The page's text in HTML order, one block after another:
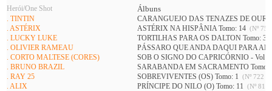
Herói/One Shot Álbuns
. TINTIN
CARANGUEJO DAS TENAZES DE
. ASTÉRIX
ASTÉRIX NA HISPÂNIA Tomo: 14 (Nº
. LUCKY LUKE
TORTILHAS PARA OS DALTON Tomo: 31
. OLIVIER RAMEAU
PÁSSARO QUE ANDA DAQUI PARA ALI
. CORTO MALTESE (CORES)
SOB O SIGNO DO CAPRICÓRNIO - Vol 1
. BRUNO BRAZIL
SARABANDA EM SACRAMENTO Tomo:
. RAY 25
SOBREVIVENTES (OS) Tomo: 1 (Nº 722 A
. ALIX PRÍNCIPE DO NILO (O) Tomo: 11 (Nº 813